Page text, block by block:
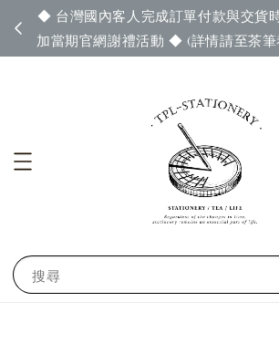
◆ 台灣國內客人完成訂單付款與交貨
加當期官網謝禮活動 ◆ (詳情請至茶筆
搜尋